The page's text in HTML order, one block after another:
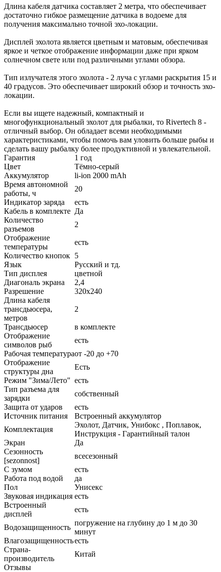
Длина кабеля датчика составляет 2 метра, что обеспечивает
достаточно гибкое размещение датчика в водоеме для
получения максимально точной эхо-локации.
Дисплей эхолота является цветным и матовым, обеспечивая
яркое и четкое отображение информации даже при ярком
солнечном свете или под различными углами обзора.
Тип излучателя этого эхолота - 2 луча с углами раскрытия 15 и
40 градусов. Это обеспечивает широкий обзор и точность эхо-
локации.
Если вы ищете надежный, компактный и
многофункциональный эхолот для рыбалки, то Rivertech 8 -
отличный выбор. Он обладает всеми необходимыми
характеристиками, чтобы помочь вам уловить больше рыбы и
сделать вашу рыбалку более продуктивной и увлекательной.
Гарантия
1 год
Цвет
Тёмно-серый
Аккумулятор
li-ion 2000 mAh
Время автономной
работы, ч
20
Индикатор заряда
есть
Кабель в комплекте Да
Количество
разъемов
2
Отображение
температуры
есть
Количество кнопок 5
Язык
Русский и тд.
Тип дисплея
цветной
Диагональ экрана
2,4
Разрешение
320х240
Длина кабеля
трансдьюсера,
метров
2
Трансдьюсер
в комплекте
Отображение
символов рыб
есть
Рабочая температураот -20 до +70
Отображение
структуры дна
Есть
Режим "Зима/Лето" есть
Тип разъема для
зарядки
собственный
Защита от ударов
есть
Источник питания
Встроенный аккумулятор
Комплектация
Эхолот, Датчик, Унибокс , Поплавок,
Инструкция - Гарантийный талон
Экран
Да
Сезонность
[sezonnost]
всесезонный
С зумом
есть
Работа под водой
да
Пол
Унисекс
Звуковая индикация есть
Встроенный
дисплей
есть
Водозащищенность
погружение на глубину до 1 м до 30
минут
Влагозащищенностьесть
Страна-
производитель
Китай
Отзывы